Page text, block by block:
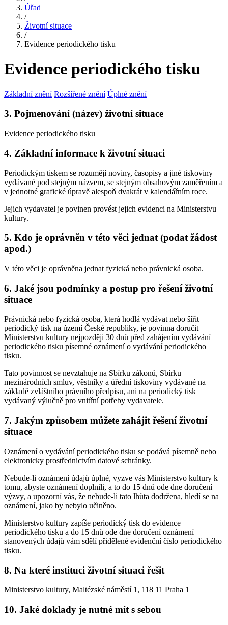
Úřad
/
Životní situace
/
Evidence periodického tisku
Evidence periodického tisku
Základní znění Rozšířené znění Úplné znění
3. Pojmenování (název) životní situace
Evidence periodického tisku
4. Základní informace k životní situaci
Periodickým tiskem se rozumějí noviny, časopisy a jiné tiskoviny
vydávané pod stejným názvem, se stejným obsahovým zaměřením a
v jednotné grafické úpravě alespoň dvakrát v kalendářním roce.
Jejich vydavatel je povinen provést jejich evidenci na Ministerstvu
kultury.
5. Kdo je oprávněn v této věci jednat (podat žádost
apod.)
V této věci je oprávněna jednat fyzická nebo právnická osoba.
6. Jaké jsou podmínky a postup pro řešení životní
situace
Právnická nebo fyzická osoba, která hodlá vydávat nebo šířit
periodický tisk na území České republiky, je povinna doručit
Ministerstvu kultury nejpozději 30 dnů před zahájením vydávání
periodického tisku písemné oznámení o vydávání periodického
tisku.
Tato povinnost se nevztahuje na Sbírku zákonů, Sbírku
mezinárodních smluv, věstníky a úřední tiskoviny vydávané na
základě zvláštního právního předpisu, ani na periodický tisk
vydávaný výlučně pro vnitřní potřeby vydavatele.
7. Jakým způsobem můžete zahájit řešení životní
situace
Oznámení o vydávání periodického tisku se podává písemně nebo
elektronicky prostřednictvím datové schránky.
Nebude-li oznámení údajů úplné, vyzve vás Ministerstvo kultury k
tomu, abyste oznámení doplnili, a to do 15 dnů ode dne doručení
výzvy, a upozorní vás, že nebude-li tato lhůta dodržena, hledí se na
oznámení, jako by nebylo učiněno.
Ministerstvo kultury zapíše periodický tisk do evidence
periodického tisku a do 15 dnů ode dne doručení oznámení
stanovených údajů vám sdělí přidělené evidenční číslo periodického
tisku.
8. Na které instituci životní situaci řešit
Ministerstvo kultury, Maltézské náměstí 1, 118 11 Praha 1
10. Jaké doklady je nutné mít s sebou